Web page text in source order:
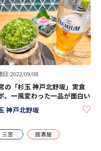
日:2022/09/08
の「杉玉 神戸北野坂」実食
。一風変わった一品が面白い
神戸北野坂
三宮 居酒屋